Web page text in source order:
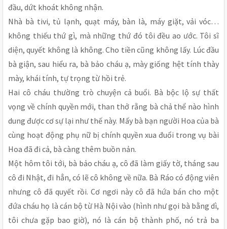
đầu, dứt khoát không nhận.
Nhà bà tivi, tủ lạnh, quạt máy, bàn là, máy giặt, vải vóc…
không thiếu thứ gì, mà những thứ đó tôi đều ao ước. Tôi sĩ
diện, quyết không là không. Cho tiền cũng không lấy. Lúc đầu
bà giận, sau hiểu ra, bà bảo cháu ạ, mày giống hệt tính thày
mày, khái tính, tự trọng từ hồi trẻ.
Hai cô cháu thường trò chuyện cả buổi. Bà bộc lộ sự thất
vọng về chính quyền mới, than thở rằng bà chả thể nào hình
dung được cơ sự lại như thế này. Mấy bà bạn người Hoa của bà
cùng hoạt động phụ nữ bị chính quyền xua đuổi trong vụ bài
Hoa đã đi cả, bà càng thêm buồn nản.
Một hôm tôi tới, bà bảo cháu ạ, cô đã làm giấy tờ, tháng sau
cô đi Nhật, đi hẳn, có lẽ cô không về nữa. Bà Ráo có động viên
nhưng cô đã quyết rồi. Cơ ngơi này cô đã hứa bán cho một
đứa cháu họ là cán bộ từ Hà Nội vào (hình như gọi bà bằng dì,
tôi chưa gặp bao giờ), nó là cán bộ thành phố, nó trả ba